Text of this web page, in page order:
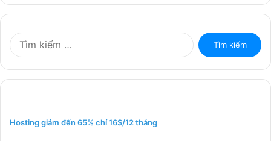
k
Hosting giảm đến 65% chỉ 16$/12 tháng